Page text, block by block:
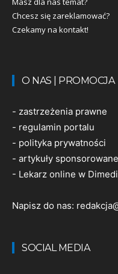
Chcesz się zareklamować?
Czekamy na kontakt!
O NAS | PROMOCJA
- zastrzeżenia prawne
- regulamin portalu
- polityka prywatności
- artykuły sponsorowane
- Lekarz online w
Napisz do nas:
SOCIAL MEDIA